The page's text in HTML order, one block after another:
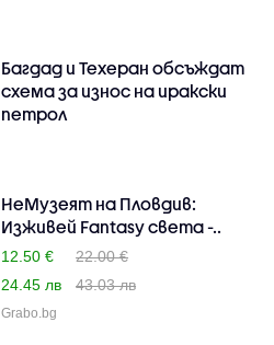
Багдад и Техеран обсъждат
схема за износ на иракски
петрол
НеМузеят на Пловдив:
Изживей Fantasy света -..
12.50 €
22.00 €
24.45 лв
43.03 лв
Grabo.bg